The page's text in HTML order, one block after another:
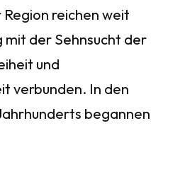
reichen weit
mit der Sehnsucht der
und
verbunden. In den
begannen